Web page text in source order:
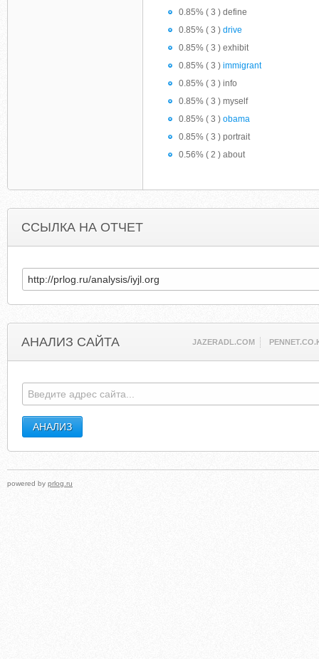
0.85% ( 3 ) define
0.85% ( 3 ) drive
0.85% ( 3 ) exhibit
0.85% ( 3 ) immigrant
0.85% ( 3 ) info
0.85% ( 3 ) myself
0.85% ( 3 ) obama
0.85% ( 3 ) portrait
0.56% ( 2 ) about
ССЫЛКА НА ОТЧЕТ
АНАЛИЗ САЙТА JAZERADL.COM
powered by prlog.ru